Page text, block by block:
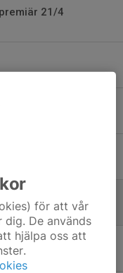
21/4
för att vår
De används
hjälpa oss att